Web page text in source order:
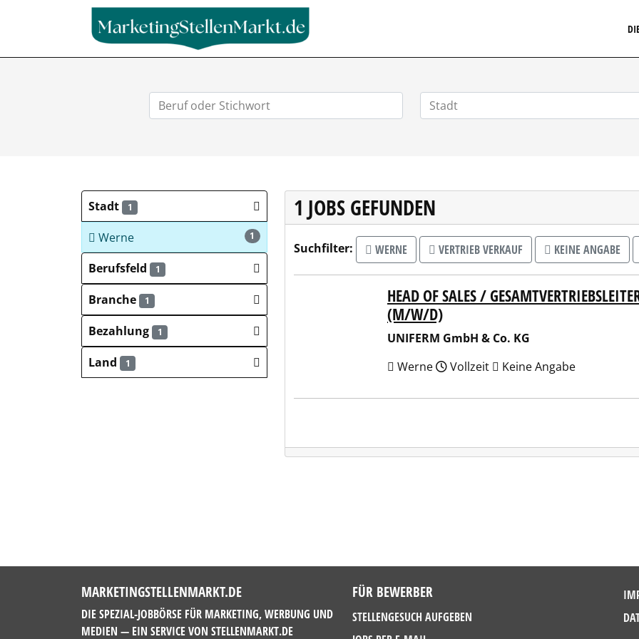
Stadt 1
1
Werne
Berufsfeld
1
Branche 1
Bezahlung 1
Land 1
1 JOBS GEFUNDEN
Suchfilter: WERNE VERTRIEB VERKAUF KEINE ANGABE
UNIFERM GmbH & Co. KGHEAD OF SALES /
(M/W/D)
UNIFERM GmbH & Co. KG
Werne
Vollzeit Keine Angabe
MARKETINGSTELLENMARKT.DE
DIE SPEZIAL-JOBBÖRSE FÜR MARKETING, WERBUNG UND
MEDIEN — EIN SERVICE VON STELLENMARKT.DE
FÜR BEWERBER
STELLENGESUCH AUFGEBEN